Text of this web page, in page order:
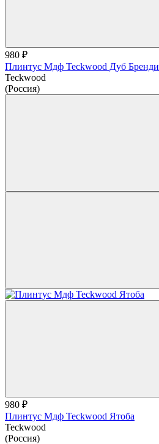
980 ₽
Плинтус Мдф Teckwood Дуб Бренди
Teckwood
(Россия)
980 ₽
Плинтус Мдф Teckwood Ятоба
Teckwood
(Россия)